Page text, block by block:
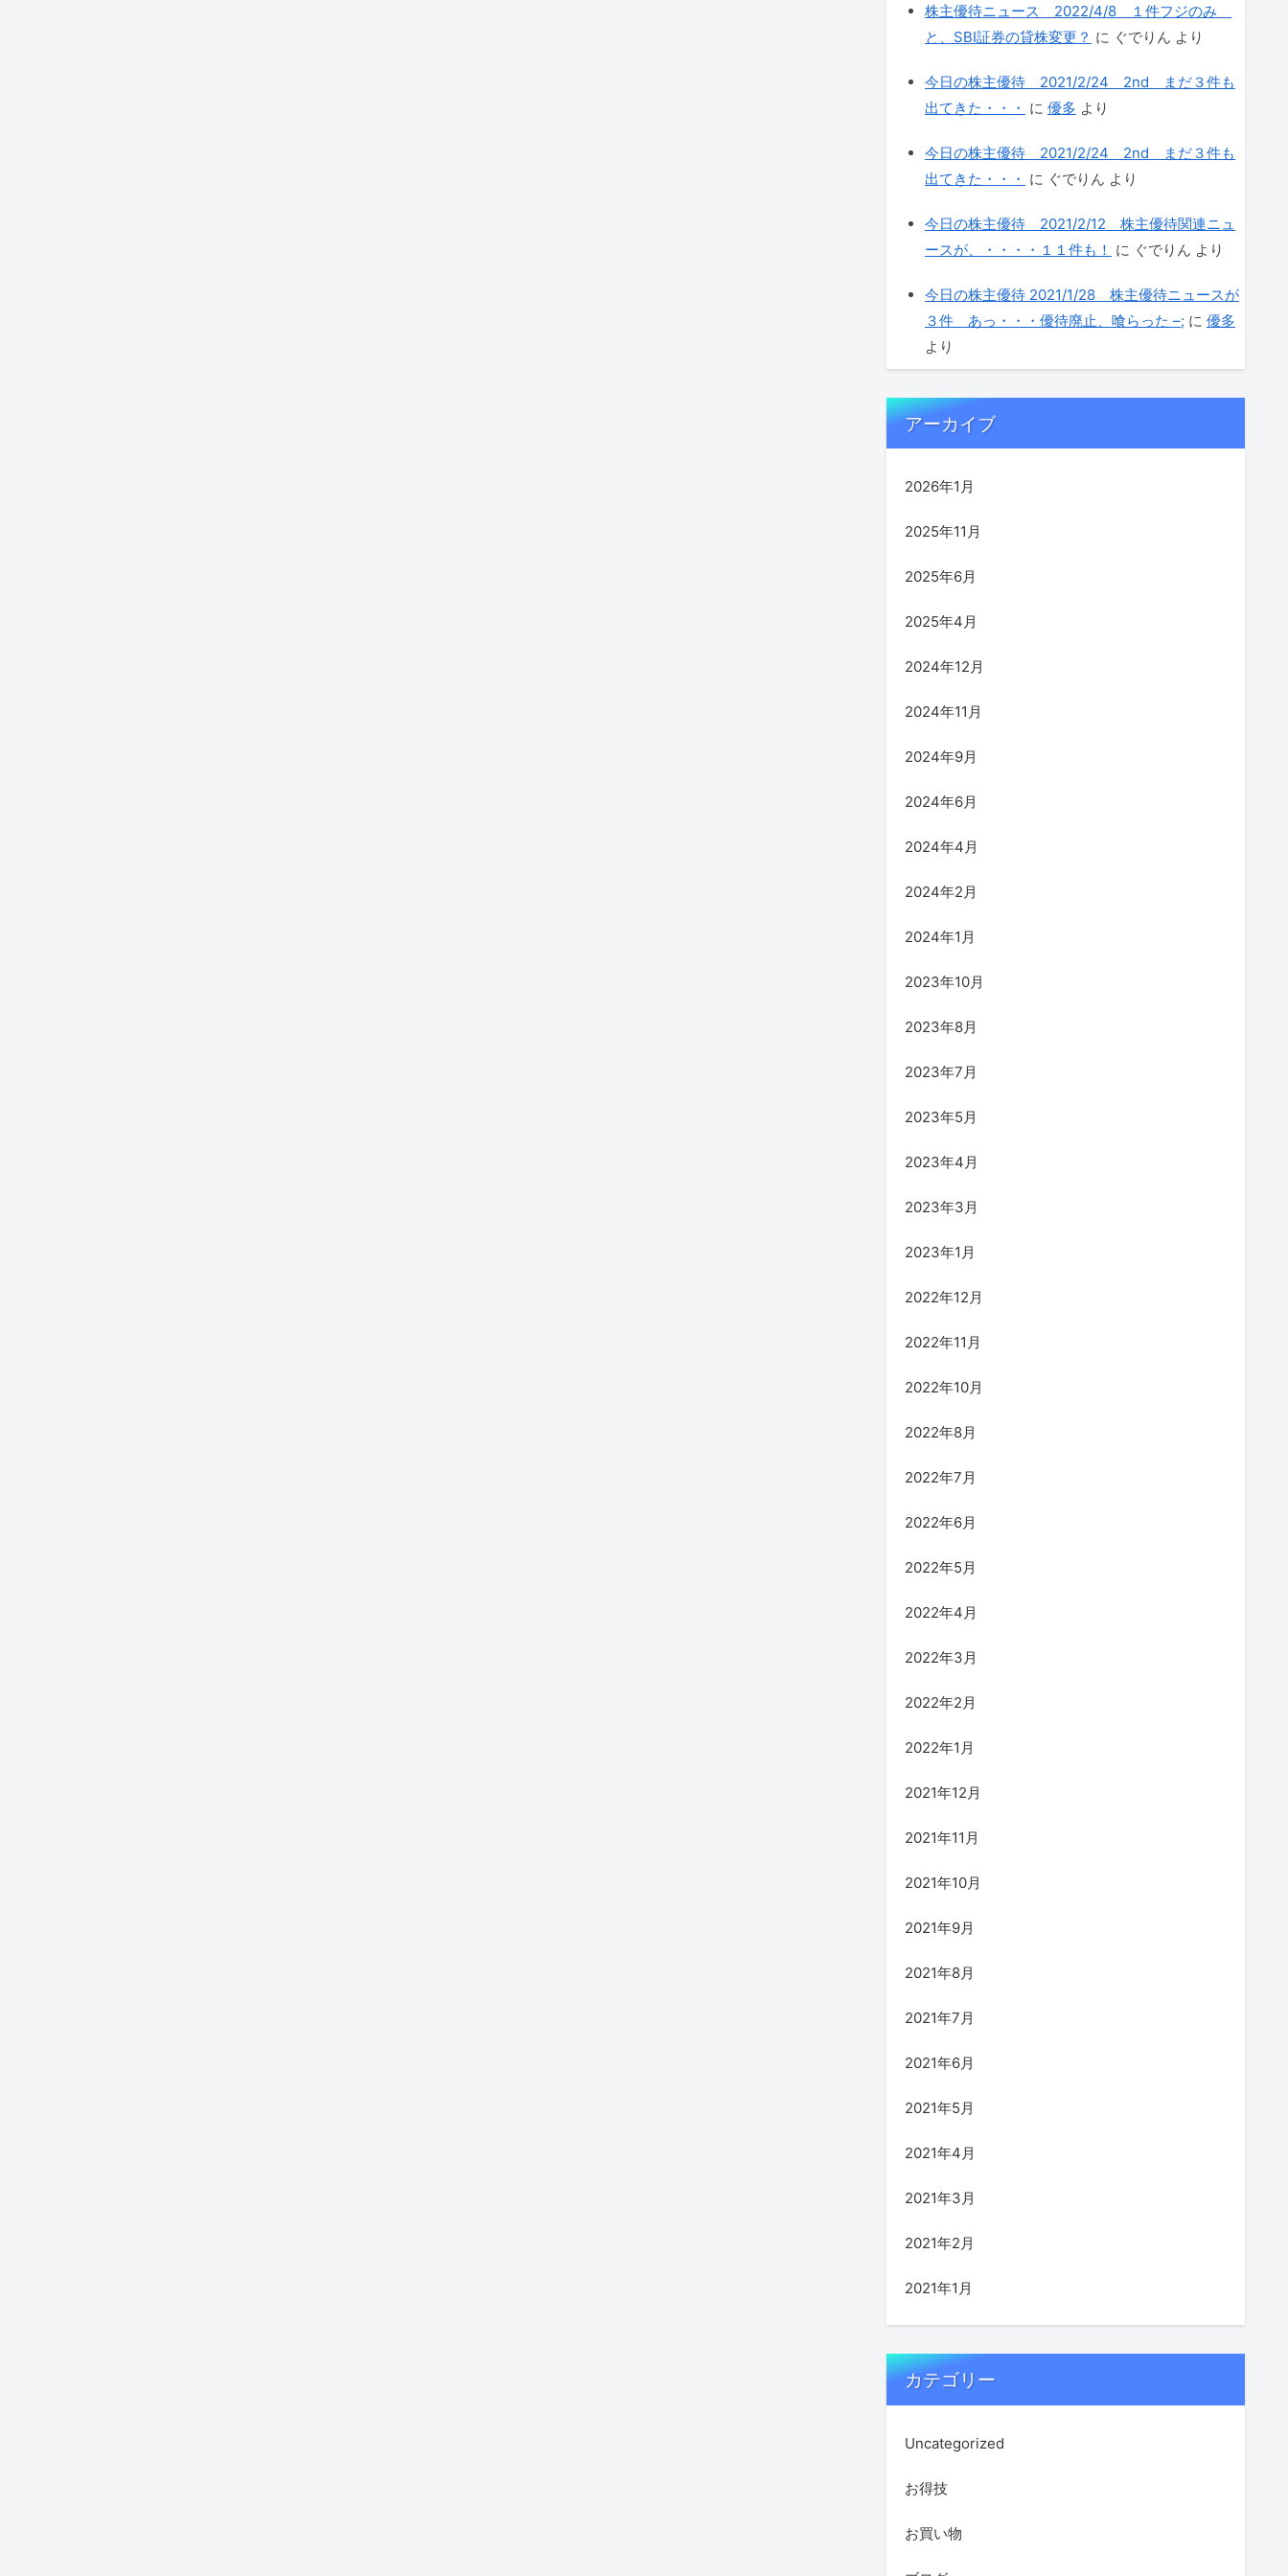
株主優待ニュース 2022/4/8 １件フジのみ
と、SBI証券の貸株変更？ に ぐでりん より
今日の株主優待 2021/2/24 2nd まだ３件も
出てきた・・・ に 優多 より
今日の株主優待 2021/2/24 2nd まだ３件も
出てきた・・・ に ぐでりん より
今日の株主優待 2021/2/12 株主優待関連ニュ
ースが、・・・・１１件も！ に ぐでりん より
今日の株主優待 2021/1/28 株主優待ニュースが
３件 あっ・・・優待廃止、喰らった –; に 優多
より
アーカイブ
2026年1月
2025年11月
2025年6月
2025年4月
2024年12月
2024年11月
2024年9月
2024年6月
2024年4月
2024年2月
2024年1月
2023年10月
2023年8月
2023年7月
2023年5月
2023年4月
2023年3月
2023年1月
2022年12月
2022年11月
2022年10月
2022年8月
2022年7月
2022年6月
2022年5月
2022年4月
2022年3月
2022年2月
2022年1月
2021年12月
2021年11月
2021年10月
2021年9月
2021年8月
2021年7月
2021年6月
2021年5月
2021年4月
2021年3月
2021年2月
2021年1月
カテゴリー
Uncategorized
お得技
お買い物